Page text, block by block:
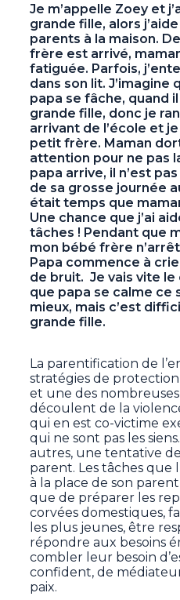
Je m’appelle Zoey et
grande fille, alors
parents à la maison.
frère est arrivé,
fatiguée. Parfois,
dans son lit. J’imagine
papa se fâche, quand
grande fille, donc je
arrivant de l’école et
petit frère. Maman
attention pour ne pas
papa arrive, il n’est
de sa grosse journée
était temps que
Une chance que j’ai
tâches ! Pendant que
mon bébé frère
Papa commence à
de bruit. Je vais vite
que papa se calme ce
mieux, mais c’est
grande fille.
La parentification de
stratégies de
et une des
découlent de la
qui en est co-victime
qui ne sont pas les
autres, une tentative
parent. Les tâches que
à la place de son
que de préparer les
corvées domestiques,
les plus jeunes, être
répondre aux besoins
combler leur besoin
confident, de
paix.